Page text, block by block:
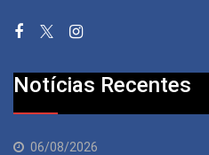
Notícias Recentes
06/08/2026